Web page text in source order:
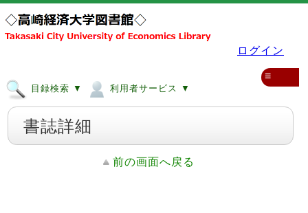
ログイン
目録検索 ▼ 利用者サービス ▼
≡
書誌詳細
前の画面へ戻る